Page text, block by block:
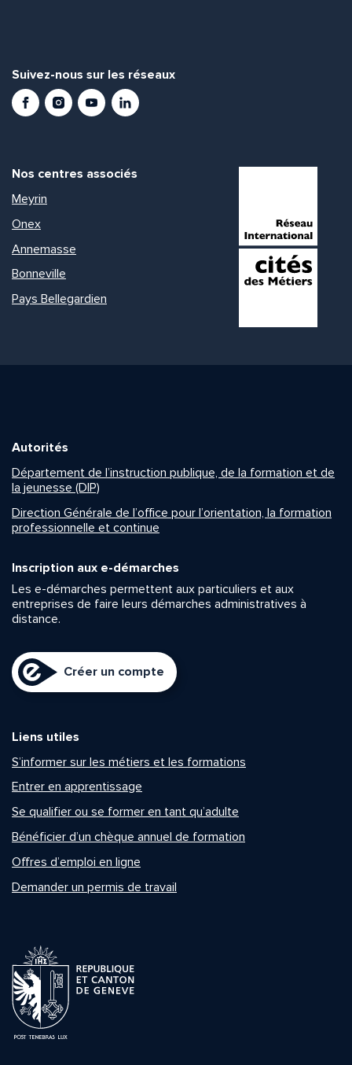
Suivez-nous sur les réseaux
FacebookInstagramYoutubeLinkedIn
Nos centres associés
Meyrin
Onex
Annemasse
Bonneville
Pays Bellegardien
Autorités
Département de l’instruction publique, de la formation et de
la jeunesse (DIP)
Direction Générale de l’office pour l’orientation, la formation
professionnelle et continue
Inscription aux e-démarches
Les e-démarches permettent aux particuliers et aux
entreprises de faire leurs démarches administratives à
distance.
Créer un compte
Liens utiles
S’informer sur les métiers et les formations
Entrer en apprentissage
Se qualifier ou se former en tant qu’adulte
Bénéficier d’un chèque annuel de formation
Offres d’emploi en ligne
Demander un permis de travail